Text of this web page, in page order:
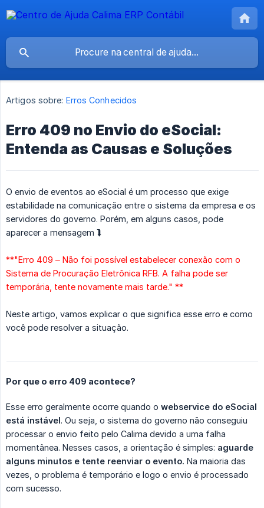
Artigos sobre: Erros Conhecidos
Erro 409 no Envio do eSocial:
Entenda as Causas e Soluções
O envio de eventos ao eSocial é um processo que exige
estabilidade na comunicação entre o sistema da empresa e os
servidores do governo. Porém, em alguns casos, pode
aparecer a mensagem ⮯
**"Erro 409 – Não foi possível estabelecer conexão com o
Sistema de Procuração Eletrônica RFB. A falha pode ser
temporária, tente novamente mais tarde." **
Neste artigo, vamos explicar o que significa esse erro e como
você pode resolver a situação.
Por que o erro 409 acontece?
Esse erro geralmente ocorre quando o webservice do eSocial
está instável. Ou seja, o sistema do governo não conseguiu
processar o envio feito pelo Calima devido a uma falha
momentânea. Nesses casos, a orientação é simples: aguarde
alguns minutos e tente reenviar o evento. Na maioria das
vezes, o problema é temporário e logo o envio é processado
com sucesso.